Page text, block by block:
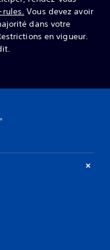
Vous devez avoir
dans votre
en vigueur.